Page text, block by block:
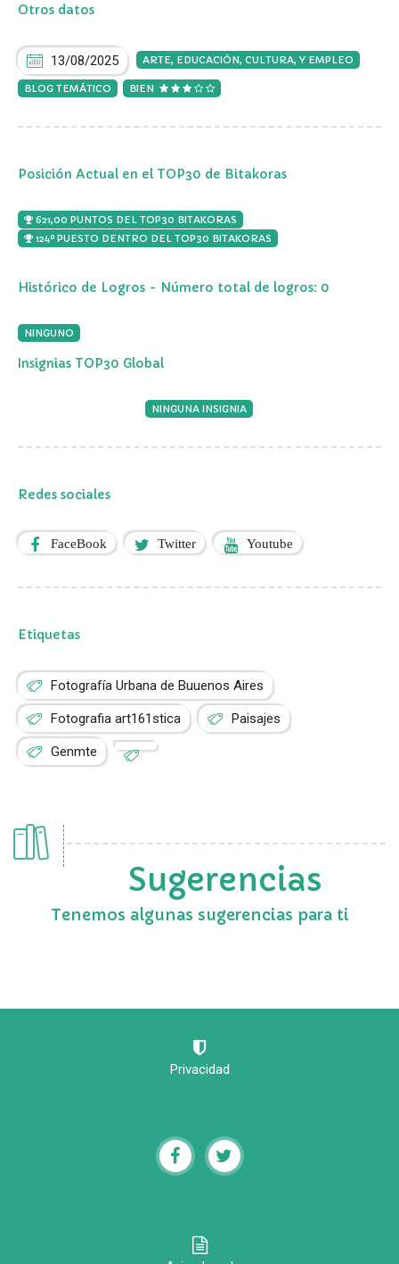
Otros datos
13/08/2025 ARTE, EDUCACIÓN, CULTURA, Y EMPLEO
BLOG TEMÁTICO BIEN
Posición Actual en el TOP30 de Bitakoras
621,00 PUNTOS DEL TOP30 BITAKORAS
124º PUESTO DENTRO DEL TOP30 BITAKORAS
Histórico de Logros - Número total de logros: 0
NINGUNO
Insignias TOP30 Global
NINGUNA INSIGNIA
Redes sociales
FaceBook Twitter Youtube
Etiquetas
Fotografía Urbana de Buuenos Aires
Fotografia art161stica Paisajes
Genmte
Sugerencias
Tenemos algunas sugerencias para ti
Privacidad